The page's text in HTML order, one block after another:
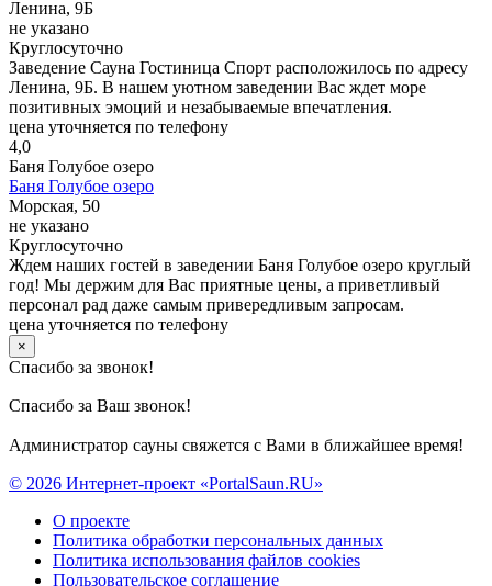
Ленина, 9Б
не указано
Круглосуточно
Заведение Сауна Гостиница Спорт расположилось по адресу
Ленина, 9Б. В нашем уютном заведении Вас ждет море
позитивных эмоций и незабываемые впечатления.
цена уточняется по телефону
4,0
Баня Голубое озеро
Баня Голубое озеро
Морская, 50
не указано
Круглосуточно
Ждем наших гостей в заведении Баня Голубое озеро круглый
год! Мы держим для Вас приятные цены, а приветливый
персонал рад даже самым привередливым запросам.
цена уточняется по телефону
×
Спасибо за звонок!
Спасибо за Ваш звонок!
Администратор сауны свяжется с Вами в ближайшее время!
© 2026 Интернет-проект «PortalSaun.RU»
О проекте
Политика обработки персональных данных
Политика использования файлов cookies
Пользовательское соглашение